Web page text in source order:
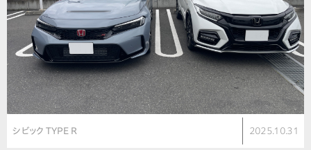
シビック TYPE R 2025.10.31